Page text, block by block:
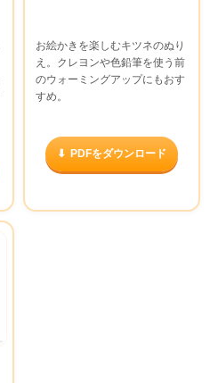
お絵かきを楽しむキツネのぬり
え。クレヨンや色鉛筆を使う前
のウォーミングアップにもおす
すめ。
PDFをダウンロード